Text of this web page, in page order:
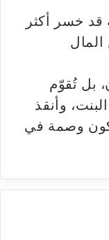
قد خسر أكثر
بل تُقوّم
وأنقذ
وصمة في